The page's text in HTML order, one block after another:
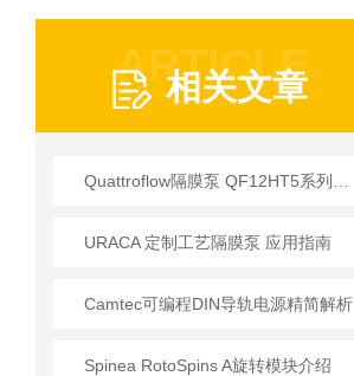
ARTICLE
相关文章
URACA 定制工艺隔膜泵 应用指南
Camtec可编程DIN导轨电源精简解析
Spinea RotoSpins A旋转模块介绍